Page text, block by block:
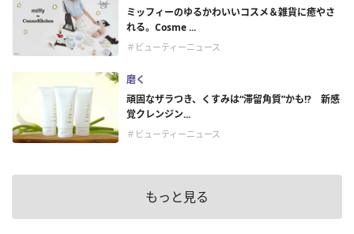
ミッフィーのゆるかわいいコスメ＆雑貨に癒やさ
れる。Cosme ...
＃ビューティーニュース
磨く
頑固なザラつき、くすみは“滞留角質”かも!? 新感
覚クレンジン...
＃ビューティーニュース
もっと見る